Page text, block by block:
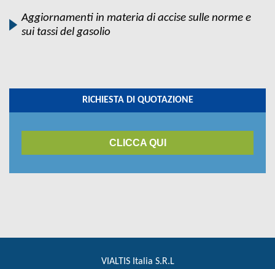
Aggiornamenti in materia di accise sulle norme e
sui tassi del gasolio
RICHIESTA DI QUOTAZIONE
CLICCA QUI
VIALTIS Italia S.R.L